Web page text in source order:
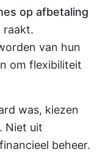
op afbetaling
raakt.
van hun
om flexibiliteit
was, kiezen
Niet uit
beheer.